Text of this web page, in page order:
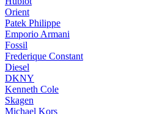
Orient
Patek Philippe
Emporio Armani
Fossil
Frederique Constant
Diesel
DKNY
Kenneth Cole
Skagen
Michael Kors